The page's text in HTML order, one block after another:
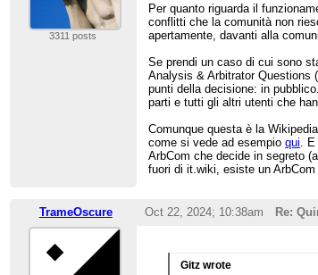
3311 posts
Per quanto riguarda il
conflitti che la comunità non
apertamente, davanti alla
Se prendi un caso di cui sono
Analysis & Arbitrator Questions
punti della decisione: in
parti e tutti gli altri utenti che
Comunque questa è la
come si vede ad esempioqui .
ArbCom che decide in segreto
fuori di it.wiki, esiste un
TrameOscure Oct 22, 2024; 10:38am Re:
Gitz wrote